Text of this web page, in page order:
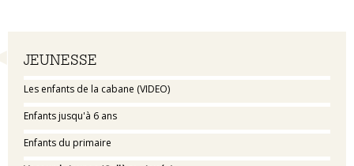
Navigation
JEUNESSE
Les enfants de la cabane (VIDEO)
Enfants jusqu'à 6 ans
Enfants du primaire